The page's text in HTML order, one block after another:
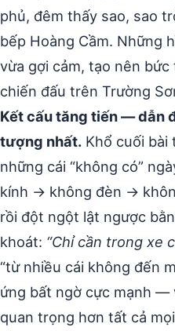
phủ, đêm thấy sao, sao
bếp Hoàng Cầm. Những
vừa gợi cảm, tạo nên
chiến đấu trên Trường
Kết cấu tăng tiến — dẫn
tượng nhất. Khổ cuối
những cái “không có”
kính → không đèn →
rồi đột ngột lật ngược
khoát: “Chỉ cần trong xe
“từ nhiều cái không đến
ứng bất ngờ cực mạnh —
quan trọng hơn tất cả mọi